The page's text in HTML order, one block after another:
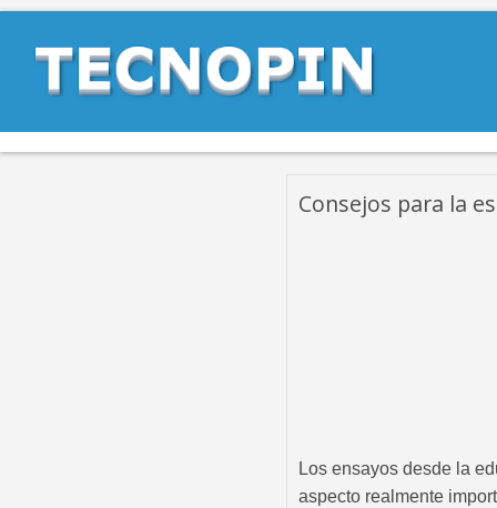
Consejos para la
Los ensayos desde la
aspecto realmente